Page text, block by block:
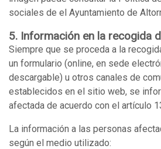
sociales de el Ayuntamiento de
5. Información en la recogida
Siempre que se proceda a la
un formulario (online, en sede
descargable) u otros canales de
establecidos en el sitio web, se
afectada de acuerdo con el artículo
La información a las personas
según el medio utilizado: